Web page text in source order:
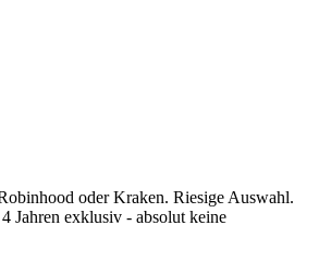
oder Kraken. Riesige Auswahl.
Jahren exklusiv - absolut keine